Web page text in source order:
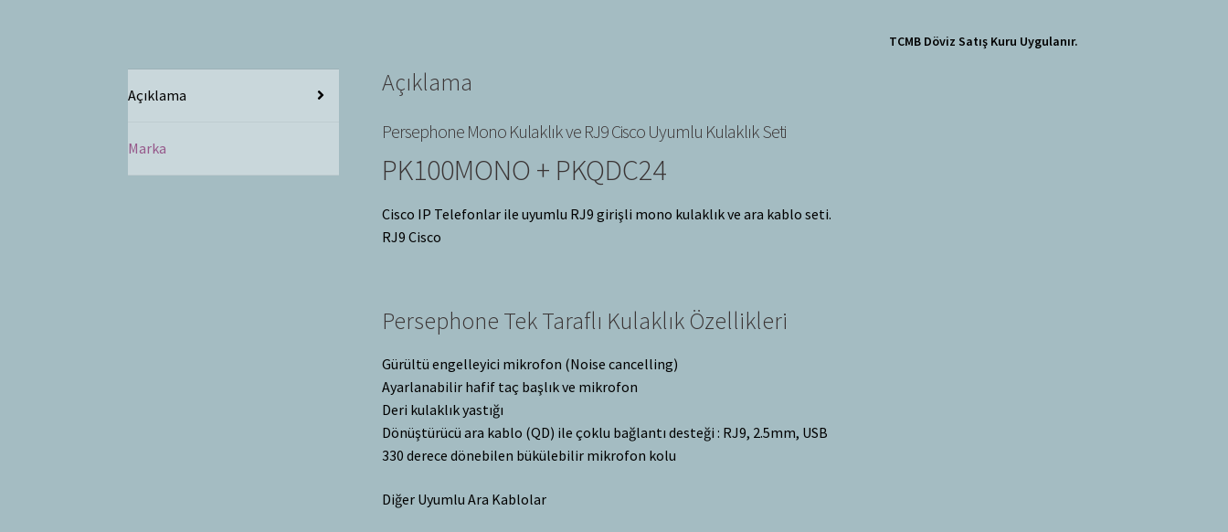
Açıklama
Marka
Açıklama
Persephone Mono Kulaklık ve RJ9 Cisco Uyumlu Kulaklık Seti
PK100MONO + PKQDC24
Cisco IP Telefonlar ile uyumlu RJ9 girişli mono kulaklık ve ara kablo seti.
RJ9 Cisco
Persephone Tek Taraflı Kulaklık Özellikleri
Gürültü engelleyici mikrofon (Noise cancelling)
Ayarlanabilir hafif taç başlık ve mikrofon
Deri kulaklık yastığı
Dönüştürücü ara kablo (QD) ile çoklu bağlantı desteği : RJ9, 2.5mm, USB
330 derece dönebilen bükülebilir mikrofon kolu
Diğer Uyumlu Ara Kablolar
TCMB Döviz Satış Kuru Uygulanır.